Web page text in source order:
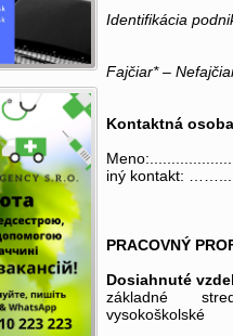
Identifikácia
Fajčiar* –
Kontaktná
iný kontakt:
PRACOVNÝ
Dosiahnuté
základné
vysokoškolské